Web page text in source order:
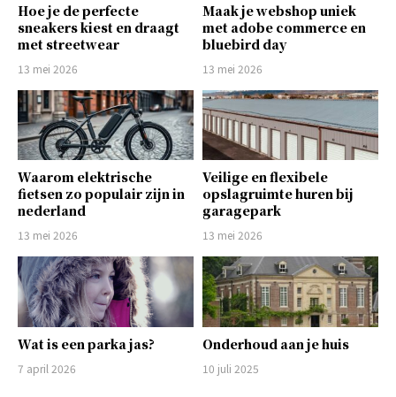
Hoe je de perfecte
sneakers kiest en draagt
met streetwear
13 mei 2026
Maak je webshop uniek
met adobe commerce en
bluebird day
13 mei 2026
Waarom elektrische
fietsen zo populair zijn in
nederland
13 mei 2026
Veilige en flexibele
opslagruimte huren bij
garagepark
13 mei 2026
Wat is een parka jas?
7 april 2026
Onderhoud aan je huis
10 juli 2025